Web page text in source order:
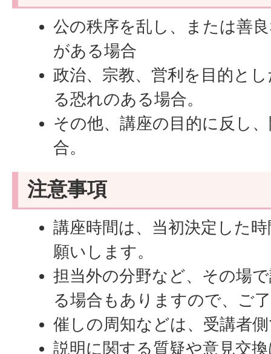
公の秩序を乱し、または善
がある場合
政治、宗教、営利を目的と
る恐れのある場合。
その他、講座の目的に反し
合。
注意事項
講座時間は、当初決定した
願いします。
担当外の分野など、その場
る場合もありますので、ご
催しの周知などは、受講者
説明に関する質疑や意見交